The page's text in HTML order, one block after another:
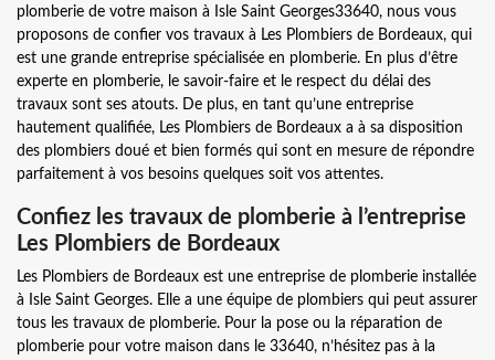
plomberie de votre maison à Isle Saint Georges33640, nous vous
proposons de confier vos travaux à Les Plombiers de Bordeaux, qui
est une grande entreprise spécialisée en plomberie. En plus d’être
experte en plomberie, le savoir-faire et le respect du délai des
travaux sont ses atouts. De plus, en tant qu’une entreprise
hautement qualifiée, Les Plombiers de Bordeaux a à sa disposition
des plombiers doué et bien formés qui sont en mesure de répondre
parfaitement à vos besoins quelques soit vos attentes.
Confiez les travaux de plomberie à l’entreprise
Les Plombiers de Bordeaux
Les Plombiers de Bordeaux est une entreprise de plomberie installée
à Isle Saint Georges. Elle a une équipe de plombiers qui peut assurer
tous les travaux de plomberie. Pour la pose ou la réparation de
plomberie pour votre maison dans le 33640, n’hésitez pas à la